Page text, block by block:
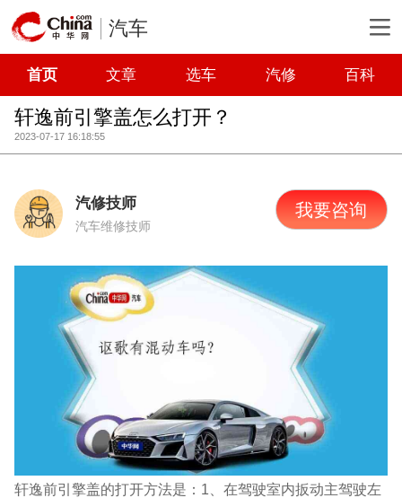
汽车
首页 文章 选车 汽修 百科
轩逸前引擎盖怎么打开？
2023-07-17 16:18:55
汽修技师
汽车维修技师
我要咨询
轩逸前引擎盖的打开方法是：1、在驾驶室内扳动主驾驶左